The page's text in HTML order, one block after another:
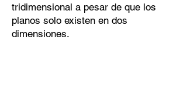
tridimensional a pesar de que los
planos solo existen en dos
dimensiones.